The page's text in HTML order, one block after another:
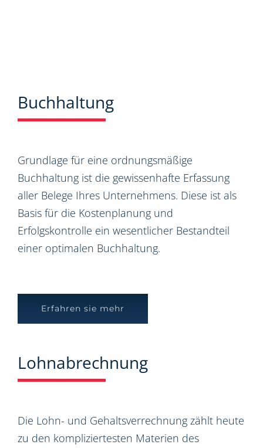
Buchhaltung
Grundlage für eine ordnungsmäßige
Buchhaltung ist die gewissenhafte Erfassung
aller Belege Ihres Unternehmens. Diese ist als
Basis für die Kostenplanung und
Erfolgskontrolle ein wesentlicher Bestandteil
einer optimalen Buchhaltung.
Erfahren sie mehr
Lohnabrechnung
Die Lohn- und Gehaltsverrechnung zählt heute
zu den kompliziertesten Materien des